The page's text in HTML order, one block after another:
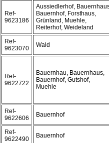
Ref-
9623186
Aussiedlerhof,
Bauernhof, Forsthaus,
Grünland, Muehle,
Reiterhof, Weideland
Ref-
9623070
Wald
Ref-
9622722
Bauernhau, Bauernhaus,
Bauernhof, Gutshof,
Muehle
Ref-
9622606
Bauernhof
Ref-
9622490
Bauernhof